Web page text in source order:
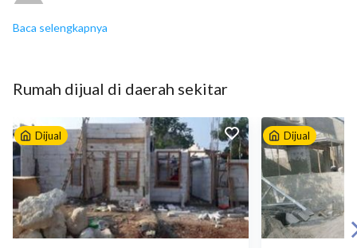
7
9 Klinik Bunda Mulia
10 Apotek Ardiana Farma
11 Apotek KImia Farma
12 Laboratorium Bio Check
Baca selengkapnya
Rumah dijual di daerah sekitar
Dijual Dijual